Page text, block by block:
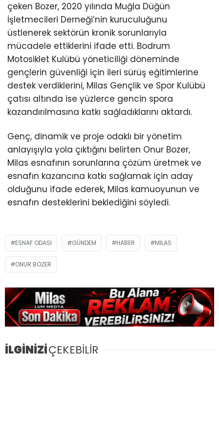
çeken Bozer, 2020 yılında Muğla Düğün
İşletmecileri Derneği’nin kuruculuğunu
üstlenerek sektörün kronik sorunlarıyla
mücadele ettiklerini ifade etti. Bodrum
Motosiklet Kulübü yöneticiliği döneminde
gençlerin güvenliği için ileri sürüş eğitimlerine
destek verdiklerini, Milas Gençlik ve Spor Kulübü
çatısı altında ise yüzlerce gencin spora
kazandırılmasına katkı sağladıklarını aktardı.
Genç, dinamik ve proje odaklı bir yönetim
anlayışıyla yola çıktığını belirten Onur Bozer,
Milas esnafının sorunlarına çözüm üretmek ve
esnafın kazancına katkı sağlamak için aday
olduğunu ifade ederek, Milas kamuoyunun ve
esnafın desteklerini beklediğini söyledi.
ESNAF ODASI GÜNDEM HABER MILAS
ONUR BOZER
İLGİNİZİÇEKEBİLİR